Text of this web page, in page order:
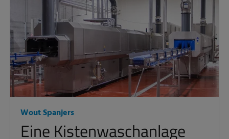
Wout Spanjers
Eine Kistenwaschanlage